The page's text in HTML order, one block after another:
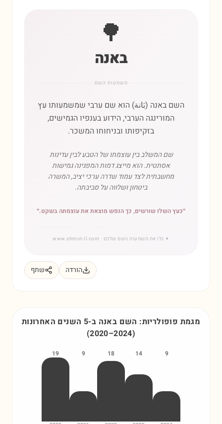
🌳
באנה
משמעות השם
השם באנה (بَانة) הוא שם ערבי שמשמעותו עץ
המורינגה הערבי, הידוע בענפיו הגמישים,
בזקיפותו ובניחוחו המשכר.
שם המשלב בין עוצמתו של הטבע לבין עדינות
אסתטית. הוא מייצג דמות המפגינה גמישות
מחשבתית לצד עמוד שדרה ערכי יציב, המשרה
ביטחון ושלווה על סביבתה.
״כעץ השלו שורשים, כך הנפש מוצאת את עוצמתה בשקט.״
✦ גלו את משמעות השם שלכם · www.shmot-il.com
הורדה שתף
מגמת פופולריות: השם באנה ב-5 השנים האחרונות
(2020–2024)
9
14
18
9
19